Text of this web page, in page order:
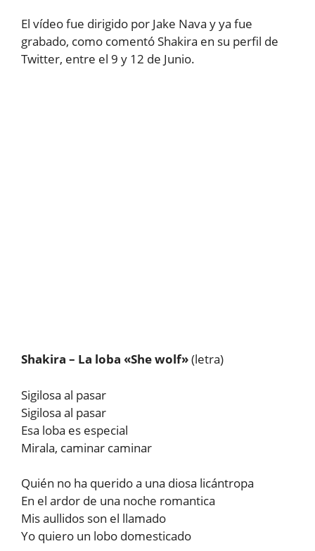
El vídeo fue dirigido por Jake Nava y ya fue
grabado, como comentó Shakira en su perfil de
Twitter, entre el 9 y 12 de Junio.
Shakira – La loba «She wolf»(letra)
Sigilosa al pasar
Sigilosa al pasar
Esa loba es especial
Mirala, caminar caminar
Quién no ha querido a una diosa licántropa
En el ardor de una noche romantica
Mis aullidos son el llamado
Yo quiero un lobo domesticado